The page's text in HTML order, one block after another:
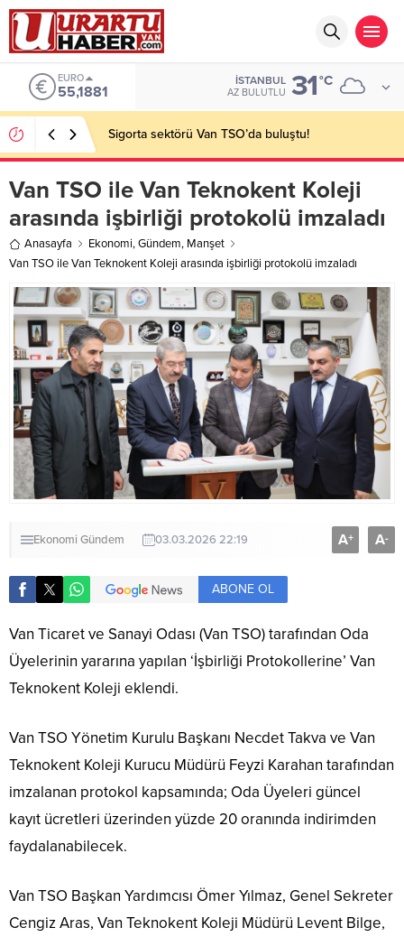
EURO
55,1881
İSTANBUL
AZ BULUTLU 31°C
Sigorta sektörü Van TSO’da buluştu!
Van TSO ile Van Teknokent Koleji
arasında işbirliği protokolü imzaladı
Anasayfa Ekonomi,Gündem, Manşet
Van TSO ile Van Teknokent Koleji arasında işbirliği protokolü imzaladı
Ekonomi Gündem 03.03.2026 22:19 A+ A-
ABONE OL
Van Ticaret ve Sanayi Odası (Van TSO) tarafından Oda
Üyelerinin yararına yapılan ‘İşbirliği Protokollerine’ Van
Teknokent Koleji eklendi.
Van TSO Yönetim Kurulu Başkanı Necdet Takva ve Van
Teknokent Koleji Kurucu Müdürü Feyzi Karahan tarafından
imzalanan protokol kapsamında; Oda Üyeleri güncel
kayıt ücretleri üzerinden yüzde 20 oranında indirimden
faydalanabilecek.
Van TSO Başkan Yardımcısı Ömer Yılmaz, Genel Sekreter
Cengiz Aras, Van Teknokent Koleji Müdürü Levent Bilge,